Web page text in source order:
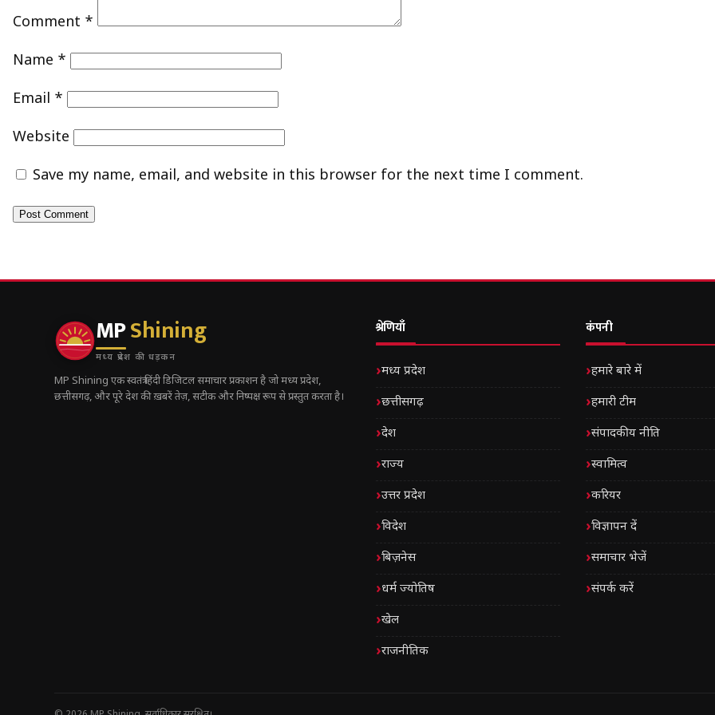
Comment *
Name *
Email *
Website
Save my name, email, and website in this browser for the next time I comment.
MPShining
मध्य प्रदेश की धड़कन
MP Shining एक स्वतंत्र हिंदी डिजिटल समाचार प्रकाशन है जो मध्य प्रदेश,
छत्तीसगढ़, और पूरे देश की ख़बरें तेज़, सटीक और निष्पक्ष रूप से प्रस्तुत करता है।
श्रेणियाँ
मध्य प्रदेश
छत्तीसगढ़
देश
राज्य
उत्तर प्रदेश
विदेश
बिज़नेस
धर्म ज्योतिष
खेल
राजनीतिक
कंपनी
हमारे बारे में
हमारी टीम
संपादकीय नीति
स्वामित्व
करियर
विज्ञापन दें
समाचार भेजें
संपर्क करें